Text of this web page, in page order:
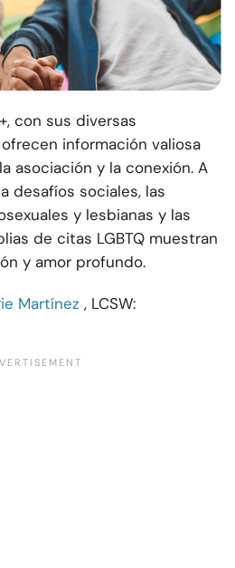
con sus diversas
información valiosa
asociación y la conexión. A
desafíos sociales, las
y lesbianas y las
de citas LGBTQ muestran
y amor profundo.
Martínez , LCSW: